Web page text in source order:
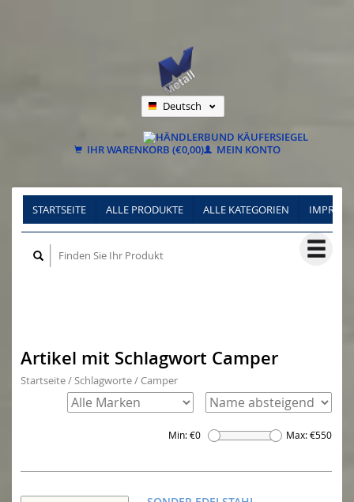
Deutsch
Français
IHR WARENKORB (€0,00) MEIN KONTO
STARTSEITE ALLE PRODUKTE ALLE KATEGORIEN
Artikel mit Schlagwort Camper
Startseite/Schlagworte/ Camper
Min: €0 Max: €550